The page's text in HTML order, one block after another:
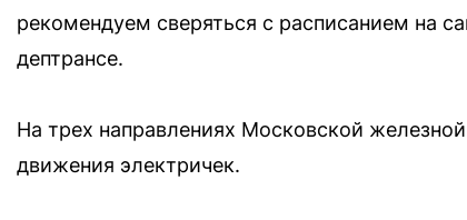
рекомендуем сверяться с расписанием на
дептрансе.
На трех направлениях Московской
движения электричек.